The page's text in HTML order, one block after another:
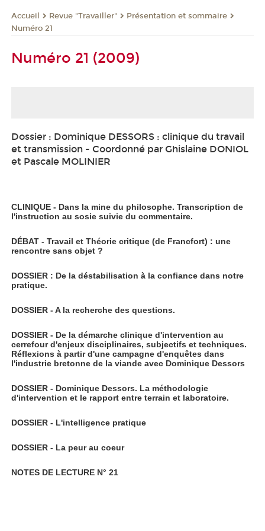
Accueil Revue "Travailler"
Présentation et sommaire
Numéro 21
Numéro 21 (2009)
Dossier : Dominique DESSORS : clinique du travail
et transmission - Coordonné par Ghislaine DONIOL
et Pascale MOLINIER
CLINIQUE - Dans la mine du philosophe. Transcription de
l'instruction au sosie suivie du commentaire.
DÉBAT - Travail et Théorie critique (de Francfort) : une
rencontre sans objet ?
DOSSIER : De la déstabilisation à la confiance dans notre
pratique.
DOSSIER - A la recherche des questions.
DOSSIER - De la démarche clinique d'intervention au
cerrefour d'enjeux disciplinaires, subjectifs et techniques.
Réflexions à partir d'une campagne d'enquêtes dans
l'industrie bretonne de la viande avec Dominique Dessors
DOSSIER - Dominique Dessors. La méthodologie
d'intervention et le rapport entre terrain et laboratoire.
DOSSIER - L'intelligence pratique
DOSSIER - La peur au coeur
NOTES DE LECTURE N° 21